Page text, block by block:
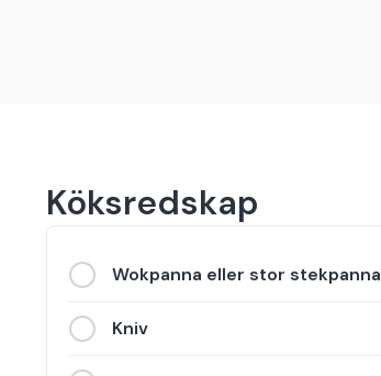
Köksredskap
Wokpanna eller stor stekpanna
Kniv